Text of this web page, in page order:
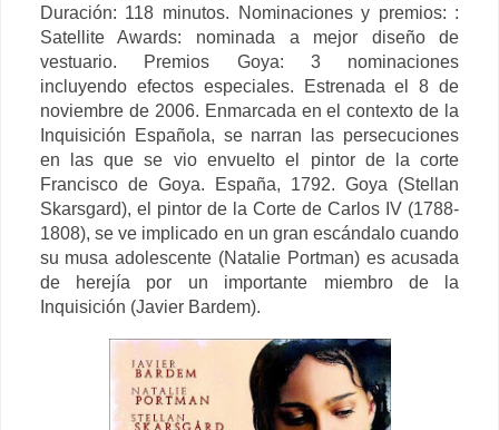
Duración: 118 minutos. Nominaciones y premios: :
Satellite Awards: nominada a mejor diseño de
vestuario.
Premios Goya: 3 nominaciones
incluyendo efectos especiales. Estrenada el 8 de
noviembre de 2006. Enmarcada en el contexto de la
Inquisición Española, se narran las persecuciones
en las que se vio envuelto el pintor de la corte
Francisco de Goya.
España, 1792. Goya (Stellan
Skarsgard), el pintor de la Corte de Carlos IV (1788-
1808), se ve implicado en un gran escándalo cuando
su musa adolescente (Natalie Portman) es acusada
de herejía por un importante miembro de la
Inquisición (Javier Bardem).